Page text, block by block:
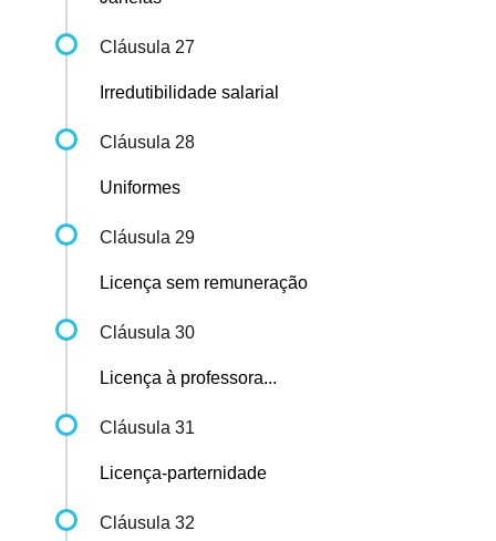
Cláusula 27
Irredutibilidade salarial
Cláusula 28
Uniformes
Cláusula 29
Licença sem remuneração
Cláusula 30
Licença à professora...
Cláusula 31
Licença-parternidade
Cláusula 32